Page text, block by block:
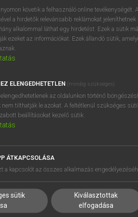
SÚGÓ
RÓLUNK
SÜTI BEÁLLÍTÁSOK
követik a felhasználó online tevékenységét.
a hirdetők relevánsabb reklámokat
alkalommal láthat egy hirdetést. Ezek a sütik
ezeket az információkat. Ezek állandó sütik,
ELENGEDHETETLEN (mindig szükséges)
az oldalunkon történő
nem tilthatják le azokat. A feltétlenül szükséges
beállításokat kezelő sütik.
ÁTKAPCSOLÁSA
a kapcsolót az összes alkalmazás
sütik
Kiválasztottak
elfogadása